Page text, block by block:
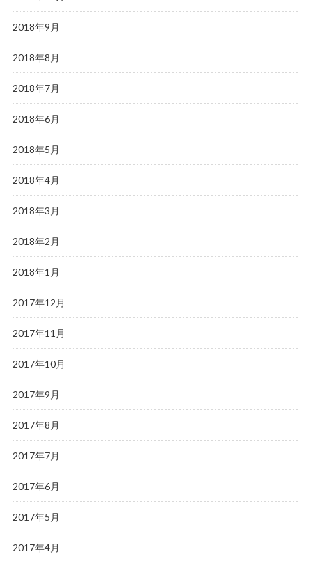
2018年9月
2018年8月
2018年7月
2018年6月
2018年5月
2018年4月
2018年3月
2018年2月
2018年1月
2017年12月
2017年11月
2017年10月
2017年9月
2017年8月
2017年7月
2017年6月
2017年5月
2017年4月